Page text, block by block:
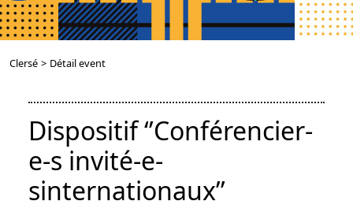
Clersé > Détail event
Dispositif ‘’Conférencier-
e-s invité-e-
sinternationaux’’